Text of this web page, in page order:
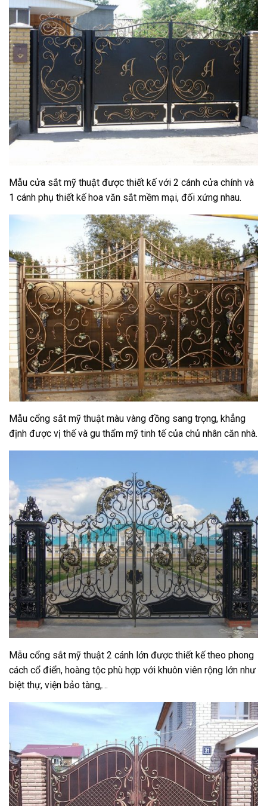
Mẫu cửa sắt mỹ thuật được thiết kế với 2 cánh cửa chính và
1 cánh phụ thiết kế hoa văn sắt mềm mại, đối xứng nhau.
Mẫu cổng sắt mỹ thuật màu vàng đồng sang trọng, khẳng
định được vị thế và gu thẩm mỹ tinh tế của chủ nhân căn nhà.
Mẫu cổng sắt mỹ thuật 2 cánh lớn được thiết kế theo phong
cách cổ điển, hoàng tộc phù hợp với khuôn viên rộng lớn như
biệt thự, viện bảo tàng,…